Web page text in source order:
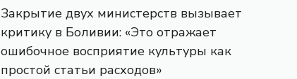
Закрытие двух министерств вызывает
критику в Боливии: «Это отражает
ошибочное восприятие культуры как
простой статьи расходов»